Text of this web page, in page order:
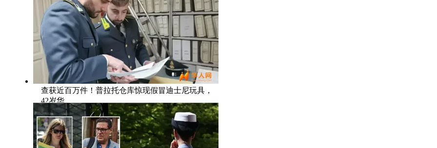
查获近百万件！普拉托仓库惊现假冒迪士尼玩具，
42岁华